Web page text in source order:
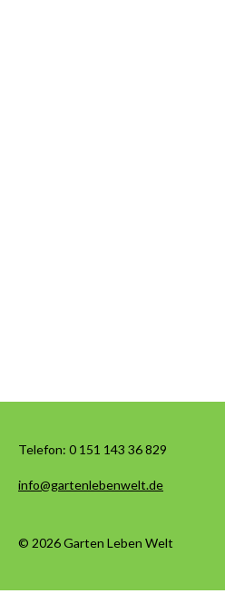
Telefon: 0 151 143 36 829
info@gartenlebenwelt.de
© 2026 Garten Leben Welt